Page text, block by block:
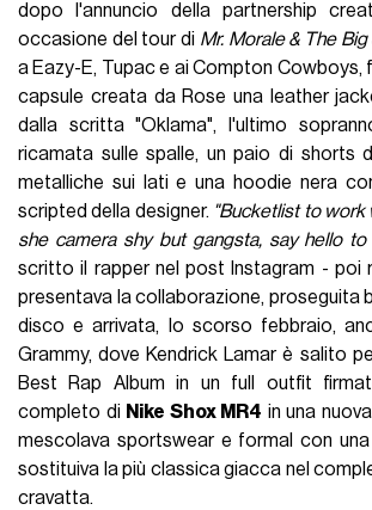
dopo l'annuncio della partnership
occasione del tour di Mr. Morale & The
a Eazy-E, Tupac e ai Compton Cowboys,
capsule creata da Rose una leather
dalla scritta "Oklama", l'ultimo
ricamata sulle spalle, un paio di shorts
metalliche sui lati e una hoodie nera
scripted della designer. "Bucketlist to work
she camera shy but gangsta, say hello to
scritto il rapper nel post Instagram - poi
presentava la collaborazione, proseguita
disco e arrivata, lo scorso febbraio,
Grammy, dove Kendrick Lamar è salito
Best Rap Album in un full outfit
completo di Nike Shox MR4 in una
mescolava sportswear e formal con
sostituiva la più classica giacca nel
cravatta.